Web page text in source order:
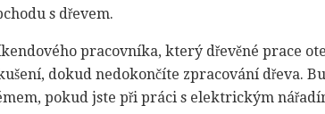
s dřevem.
pracovníka, který dřevěné prace
dokud nedokončíte zpracování dřeva.
pokud jste při práci s elektrickým